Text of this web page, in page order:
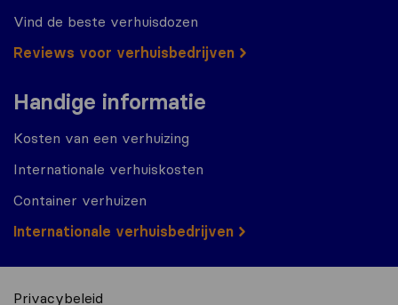
Vind de beste verhuisdozen
Reviews voor verhuisbedrijven
Handige informatie
Kosten van een verhuizing
Internationale verhuiskosten
Container verhuizen
Internationale verhuisbedrijven
Privacybeleid